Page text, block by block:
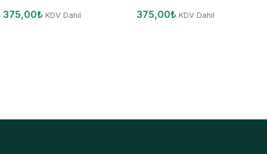
375,00₺ KDV Dahil 375,00₺ KDV Dahil